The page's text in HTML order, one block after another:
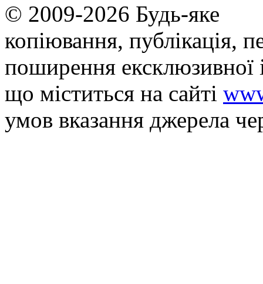
© 2009-2026 Будь-яке
копiювання, публiкацiя,
поширення
що мiститься на сайті
умов вказання джерела